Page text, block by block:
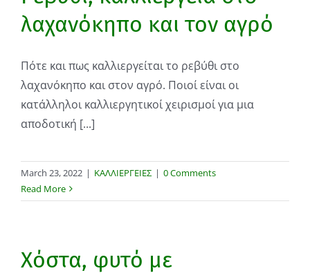
λαχανόκηπο και τον αγρό
Πότε και πως καλλιεργείται το ρεβύθι στο
λαχανόκηπο και στον αγρό. Ποιοί είναι οι
κατάλληλοι καλλιεργητικοί χειρισμοί για μια
αποδοτική [...]
March 23, 2022 | ΚΑΛΛΙΕΡΓΕΙΕΣ | 0 Comments
Read More
Χόστα, φυτό με